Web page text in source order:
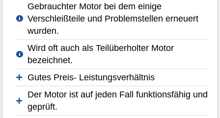
Gebrauchter Motor bei dem einige
Verschleißteile und Problemstellen erneuert
wurden.
Wird oft auch als Teilüberholter Motor
bezeichnet.
Gutes Preis- Leistungsverhältnis
Der Motor ist auf jeden Fall funktionsfähig und
geprüft.